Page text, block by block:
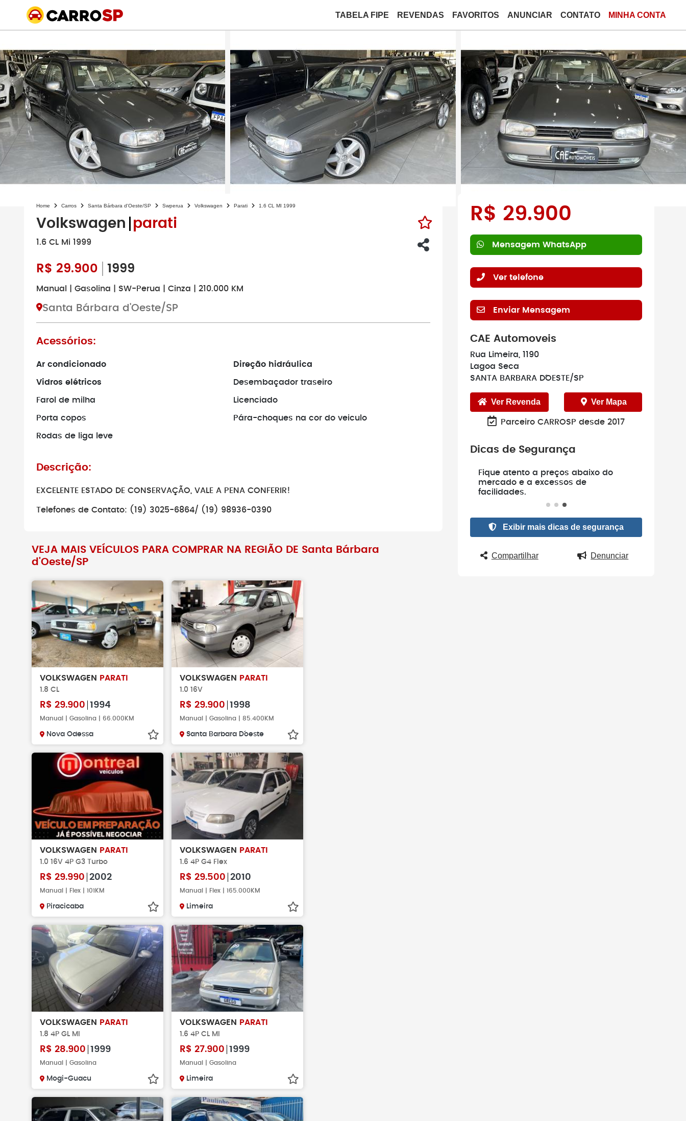
TABELA FIPE REVENDAS FAVORITOS ANUNCIAR CONTATO MINHA CONTA
Home Carros Santa Bárbara d'Oeste/SP Swperua Volkswagen Parati 1.6 CL MI 1999
Volkswagen parati
1.6 CL Mi 1999
R$ 29.900 1999
Manual | Gasolina | SW-Perua | Cinza | 210.000 KM
Santa Bárbara d'Oeste/SP
Acessórios:
Ar condicionado Direção hidráulica
Vidros elétricos Desembaçador traseiro
Farol de milha Licenciado
Porta copos Pára-choques na cor do veiculo
Rodas de liga leve
Descrição:
EXCELENTE ESTADO DE CONSERVAÇÃO, VALE A PENA CONFERIR!
Telefones de Contato: (19) 3025-6864/ (19) 98936-0390
VEJA MAIS VEÍCULOS PARA COMPRAR NA REGIÃO DE Santa Bárbara
d'Oeste/SP
VOLKSWAGEN PARATI
1.8 CL
R$ 29.900 1994
Manual | Gasolina | 66.000KM
Nova Odessa
VOLKSWAGEN PARATI
1.0 16V
R$ 29.900 1998
Manual | Gasolina | 85.400KM
Santa Barbara D´oeste
VOLKSWAGEN PARATI
1.0 16V 4P G3 Turbo
R$ 29.990 2002
Manual | Flex | 101KM
Piracicaba
VOLKSWAGEN PARATI
1.6 4P G4 Flex
R$ 29.500 2010
Manual | Flex | 165.000KM
Limeira
VOLKSWAGEN PARATI
1.8 4P GL MI
R$ 28.900 1999
Manual | Gasolina
Mogi-Guacu
VOLKSWAGEN PARATI
1.6 4P CL MI
R$ 27.900 1999
Manual | Gasolina
Limeira
R$ 29.900
Mensagem WhatsApp
Ver telefone
Enviar Mensagem
CAE Automoveis
Rua Limeira, 1190
Lagoa Seca
SANTA BARBARA D´OESTE/SP
Ver Revenda Ver Mapa
Parceiro CARROSP desde 2017
Dicas de Segurança
existe.
Fique atento a preços abaixo do
mercado e a excessos de
facilidades.
Exibir mais dicas de segurança
Compartilhar Denunciar